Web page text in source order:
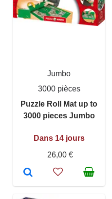
Jumbo
3000 pièces
Puzzle Roll Mat up to
3000 pieces Jumbo
Dans 14 jours
26,00 €